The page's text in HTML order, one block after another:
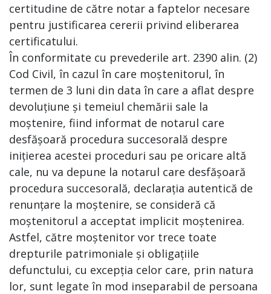
certitudine de către notar a faptelor necesare
pentru justificarea cererii privind eliberarea
certificatului.
În conformitate cu prevederile art. 2390 alin. (2)
Cod Civil, în cazul în care moștenitorul, în
termen de 3 luni din data în care a aflat despre
devoluțiune și temeiul chemării sale la
moștenire, fiind informat de notarul care
desfășoară procedura succesorală despre
inițierea acestei proceduri sau pe oricare altă
cale, nu va depune la notarul care desfășoară
procedura succesorală, declarația autentică de
renunțare la moștenire, se consideră că
moștenitorul a acceptat implicit moștenirea.
Astfel, către moștenitor vor trece toate
drepturile patrimoniale și obligațiile
defunctului, cu excepția celor care, prin natura
lor, sunt legate în mod inseparabil de persoana